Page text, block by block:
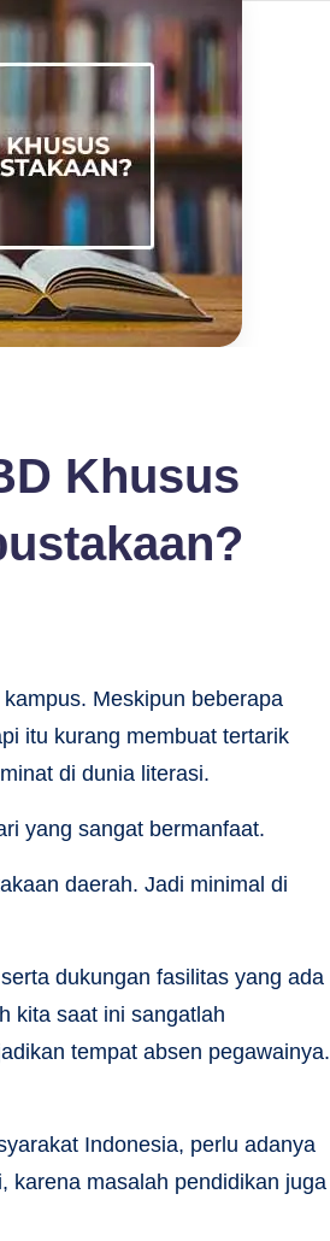
Khusus
Meskipun beberapa
itu kurang membuat tertarik
di dunia literasi.
yang sangat bermanfaat.
daerah. Jadi minimal di
dukungan fasilitas yang ada
kita saat ini sangatlah
tempat absen pegawainya.
Indonesia, perlu adanya
karena masalah pendidikan juga